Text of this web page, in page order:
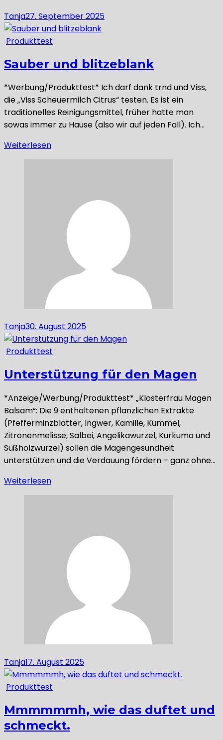
Tanja27. September 2025
Produkttest
Sauber und blitzeblank
*Werbung/Produkttest* Ich darf dank trnd und Viss,
die „Viss Scheuermilch Citrus“ testen. Es ist ein
traditionelles Reinigungsmittel, früher hatte man
sowas immer zu Hause (also wir auf jeden Fall). Ich…
Weiterlesen
Tanja30. August 2025
Produkttest
Unterstützung für den Magen
*Anzeige/Werbung/Produkttest* „Klosterfrau Magen
Balsam“: Die 9 enthaltenen pflanzlichen Extrakte
(Pfefferminzblätter, Ingwer, Kamille, Kümmel,
Zitronenmelisse, Salbei, Angelikawurzel, Kurkuma und
Süßholzwurzel) sollen die Magengesundheit
unterstützen und die Verdauung fördern – ganz ohne…
Weiterlesen
Tanja17. August 2025
Produkttest
Mmmmmmh, wie das duftet und
schmeckt.